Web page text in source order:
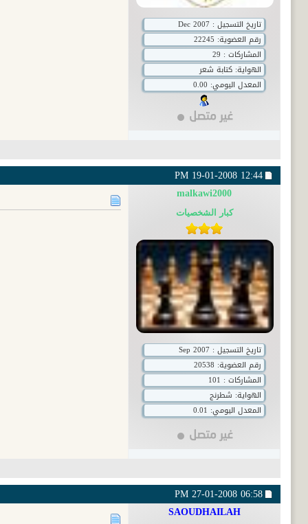
تاريخ التسجيل : Dec 2007
رقم العضوية:
المشاركات : 29
الهواية: كتابة شعر
المعدل اليومي: 0.00
19-01-2008 12:44 PM
malkawi2000
كبار الشخصيات
تاريخ التسجيل : Sep 2007
رقم العضوية:
المشاركات : 101
الهواية: شطرنج
المعدل اليومي: 0.01
27-01-200806:58 PM
SAOUDHAILAH